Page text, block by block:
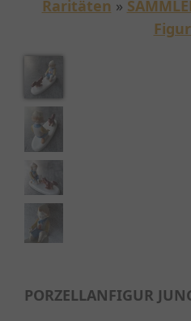
Raritäten »
PORZELLANFIGUR